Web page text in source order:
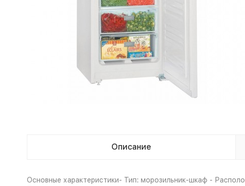
Описание
Основные характеристики- Тип: морозильник-шкаф -